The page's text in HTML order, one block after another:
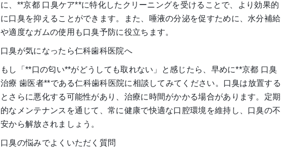
に、**京都 口臭ケア**に特化したクリーニングを受けることで、より効果的
に口臭を抑えることができます。また、唾液の分泌を促すために、水分補給
や適度なガムの使用も口臭予防に役立ちます。
口臭が気になったら仁科歯科医院へ
もし「**口の匂い**がどうしても取れない」と感じたら、早めに**京都 口臭
治療 歯医者**である仁科歯科医院に相談してみてください。口臭は放置する
とさらに悪化する可能性があり、治療に時間がかかる場合があります。定期
的なメンテナンスを通じて、常に健康で快適な口腔環境を維持し、口臭の不
安から解放されましょう。
口臭の悩みでよくいただく質問